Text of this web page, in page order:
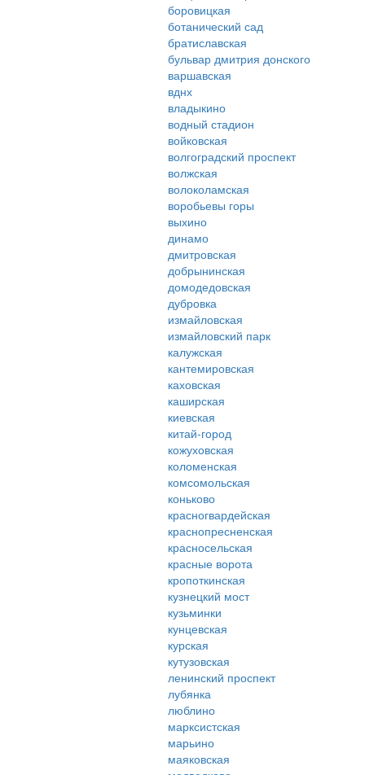
боровицкая
ботанический сад
братиславская
бульвар дмитрия донского
варшавская
вднх
владыкино
водный стадион
войковская
волгоградский проспект
волжская
волоколамская
воробьевы горы
выхино
динамо
дмитровская
добрынинская
домодедовская
дубровка
измайловская
измайловский парк
калужская
кантемировская
каховская
каширская
киевская
китай-город
кожуховская
коломенская
комсомольская
коньково
красногвардейская
краснопресненская
красносельская
красные ворота
кропоткинская
кузнецкий мост
кузьминки
кунцевская
курская
кутузовская
ленинский проспект
лубянка
люблино
марксистская
марьино
маяковская